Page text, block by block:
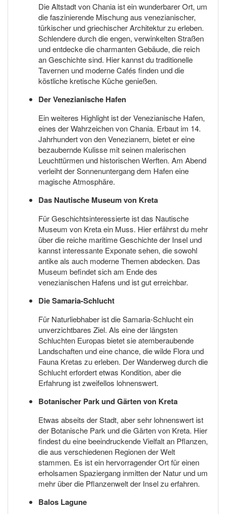
Die Altstadt von Chania ist ein wunderbarer Ort, um
die faszinierende Mischung aus venezianischer,
türkischer und griechischer Architektur zu erleben.
Schlendere durch die engen, verwinkelten Straßen
und entdecke die charmanten Gebäude, die reich
an Geschichte sind. Hier kannst du traditionelle
Tavernen und moderne Cafés finden und die
köstliche kretische Küche genießen.
Der Venezianische Hafen
Ein weiteres Highlight ist der Venezianische Hafen,
eines der Wahrzeichen von Chania. Erbaut im 14.
Jahrhundert von den Venezianern, bietet er eine
bezaubernde Kulisse mit seinen malerischen
Leuchttürmen und historischen Werften. Am Abend
verleiht der Sonnenuntergang dem Hafen eine
magische Atmosphäre.
Das Nautische Museum von Kreta
Für Geschichtsinteressierte ist das Nautische
Museum von Kreta ein Muss. Hier erfährst du mehr
über die reiche maritime Geschichte der Insel und
kannst interessante Exponate sehen, die sowohl
antike als auch moderne Themen abdecken. Das
Museum befindet sich am Ende des
venezianischen Hafens und ist gut erreichbar.
Die Samaria-Schlucht
Für Naturliebhaber ist die Samaria-Schlucht ein
unverzichtbares Ziel. Als eine der längsten
Schluchten Europas bietet sie atemberaubende
Landschaften und eine chance, die wilde Flora und
Fauna Kretas zu erleben. Der Wanderweg durch die
Schlucht erfordert etwas Kondition, aber die
Erfahrung ist zweifellos lohnenswert.
Botanischer Park und Gärten von Kreta
Etwas abseits der Stadt, aber sehr lohnenswert ist
der Botanische Park und die Gärten von Kreta. Hier
findest du eine beeindruckende Vielfalt an Pflanzen,
die aus verschiedenen Regionen der Welt
stammen. Es ist ein hervorragender Ort für einen
erholsamen Spaziergang inmitten der Natur und um
mehr über die Pflanzenwelt der Insel zu erfahren.
Balos Lagune